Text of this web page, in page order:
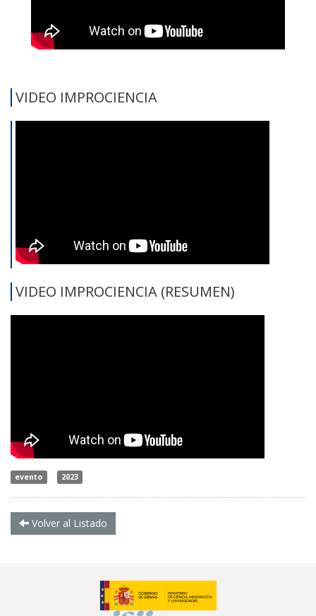
VIDEO IMPROCIENCIA
VIDEO IMPROCIENCIA (RESUMEN)
evento 2023
Volver al Listado